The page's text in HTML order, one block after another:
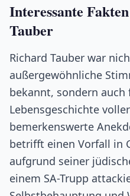
Interessante
Tauber
Richard Tauber war
außergewöhnliche
bekannt, sondern
Lebensgeschichte
bemerkenswerte
betrifft einen Vorfall in
aufgrund seiner
einem SA-Trupp